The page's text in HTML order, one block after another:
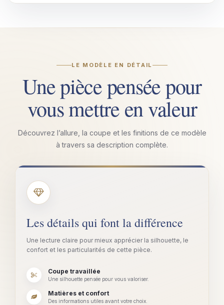
LE MODÈLE EN DÉTAIL
Une pièce pensée pour
vous mettre en valeur
Découvrez l’allure, la coupe et les finitions de ce modèle
à travers sa description complète.
Les détails qui font la différence
Une lecture claire pour mieux apprécier la silhouette, le
confort et les particularités de cette pièce.
Coupe travaillée
Une silhouette pensée pour vous valoriser.
Matières et confort
Des informations utiles avant votre choix.